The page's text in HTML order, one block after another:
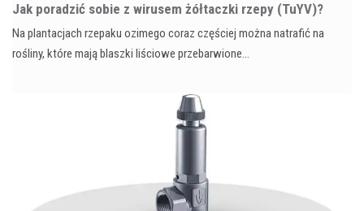
​Jak poradzić sobie z wirusem żółtaczki rzepy (TuYV)?
Na plantacjach rzepaku ozimego coraz częściej można natrafić na
rośliny, które mają blaszki liściowe przebarwione…